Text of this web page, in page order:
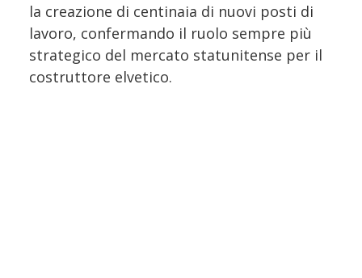
la creazione di centinaia di nuovi posti di
lavoro, confermando il ruolo sempre più
strategico del mercato statunitense per il
costruttore elvetico.